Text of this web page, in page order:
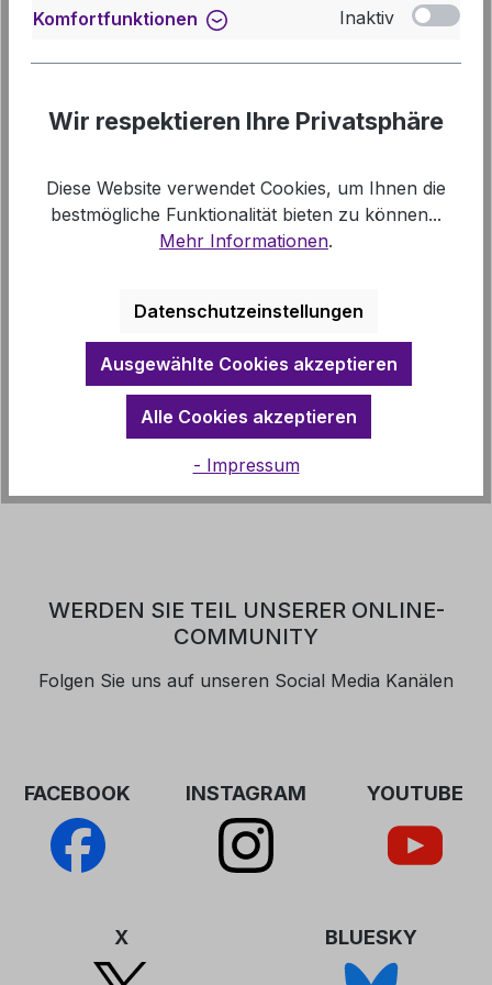
Info-Telefon:0511 1241-544
Beschreibung
70 Texte von Tina Willms zu den
Themenfeldern Gedanken, Gedichte,
Geschichten, Gebete und Segenswünsche.
WERDEN SIE TEIL UNSERER ONLINE-
COMMUNITY
Folgen Sie uns auf unseren Social Media Kanälen
FACEBOOK INSTAGRAM YOUTUBE
X BLUESKY
Komfortfunktionen
Inaktiv
Wir respektieren Ihre Privatsphäre
Diese Website verwendet Cookies, um Ihnen die
bestmögliche Funktionalität bieten zu können...
Mehr Informationen.
Datenschutzeinstellungen
Ausgewählte Cookies akzeptieren
Alle Cookies akzeptieren
- Impressum